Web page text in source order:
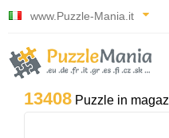
www.Puzzle-Mania.it
13408 Puzzle in